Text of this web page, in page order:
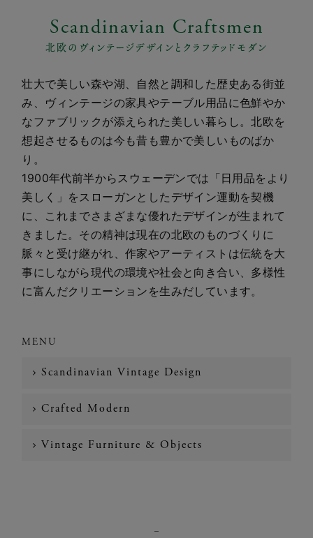
Scandinavian Craftsmen
北欧のヴィンテージデザインとクラフテッドモダン
壮大で美しい森や湖、自然と調和した歴史ある街並
み、ヴィンテージの家具やテーブル用品に色鮮やか
なファブリックが添えられた美しい暮らし。北欧を
想起させるものは今も昔も豊かで美しいものばか
り。
1900年代前半からスウェーデンでは「日用品をより
美しく」をスローガンとしたデザイン運動を契機
に、これまでさまざまな優れたデザインが生まれて
きました。その精神は現在の北欧のものづくりに
脈々と受け継がれ、作家やアーティストは伝統を大
事にしながら現代の環境や社会と向き合い、多様性
に富んだクリエーションを生みだしています。
MENU
Scandinavian Vintage Design
Crafted Modern
Vintage Furniture & Objects